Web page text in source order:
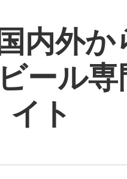
内外か
ール
イト